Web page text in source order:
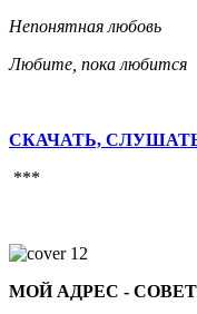
Непонятная любовь
Любите, пока любится
СКАЧАТЬ,
***
МОЙ АДРЕС -